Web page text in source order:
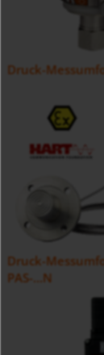
Druck-
Druck-
PAS-...N